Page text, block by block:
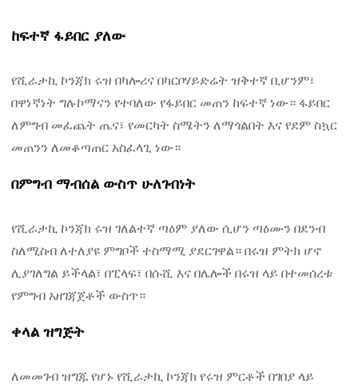
ከፍተኛ ፋይበር ያለው
የሺራታኪ ኮንጃክ ሩዝ በካሎሪና በካርቦሃይድሬት ዝቅተኛ ቢሆንም፣
በዋነኛነት ግሉኮማናን የተባለው የፋይበር መጠን ከፍተኛ ነው። ፋይበር
ለምግብ መፈጨት ጤና፣ የመርካት ስሜትን ለማጎልበት እና የደም ስኳር
መጠንን ለመቆጣጠር አስፈላጊ ነው።
በምግብ ማብሰል ውስጥ ሁለገብነት
የሺራታኪ ኮንጃክ ሩዝ ገለልተኛ ጣዕም ያለው ሲሆን ጣዕሙን በደንብ
ስለሚስብ ለተለያዩ ምግቦች ተስማሚ ያደርገዋል። በሩዝ ምትክ ሆኖ
ሊያገለግል ይችላል፣ በፒላፍ፣ በሱሺ እና በሌሎች በሩዝ ላይ በተመሰረቱ
የምግብ አዘገጃጀቶች ውስጥ።
ቀላል ዝግጅት
ለመመገብ ዝግጁ የሆኑ የሺራታኪ ኮንጃክ የሩዝ ምርቶች በገበያ ላይ